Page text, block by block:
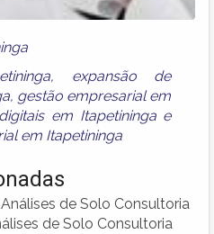
, expansão de
, gestão empresarial em
em Itapetiningae
em Itapetininga
de Solo Consultoria
de Solo Consultoria